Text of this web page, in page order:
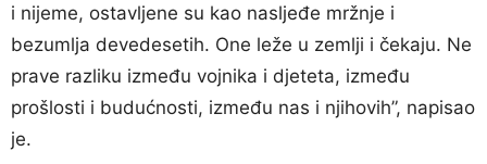
i nijeme, ostavljene su kao nasljeđe mržnje i
bezumlja devedesetih. One leže u zemlji i čekaju. Ne
prave razliku između vojnika i djeteta, između
prošlosti i budućnosti, između nas i njihovih”, napisao
je.